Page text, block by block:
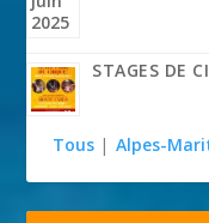
STAGES DE
Tous | Alpes-